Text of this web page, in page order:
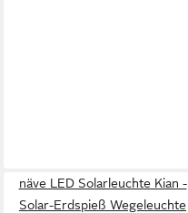
näve LED Solarleuchte Kian -
Solar-Erdspieß Wegeleuchte